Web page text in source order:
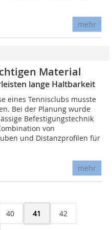
mehr
Material
lange Haltbarkeit
eines Tennisclubs musste
Bei der Planung wurde
Befestigungstechnik
von
und Distanzprofilen für
mehr
40 41 42